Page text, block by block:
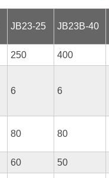
JB23-25 JB23B-40
250 400
6 6
80 80
60 50